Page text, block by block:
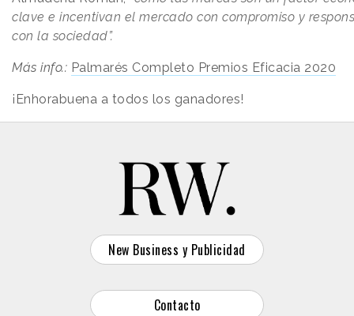
clave e incentivan el mercado con compromiso y
con la sociedad”.
Más info.: Palmarés Completo Premios Eficacia 2020
¡Enhorabuena a todos los ganadores!
New Business y Publicidad
Contacto